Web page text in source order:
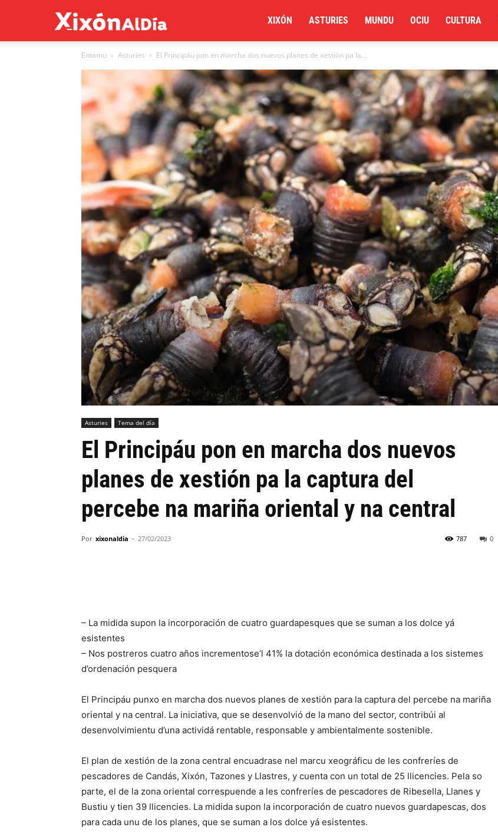
al
día
XIXÓN ASTURIES MUNDU OCIU CULTURA
Entamu Asturies El Principáu pon en marcha dos nuevos planes de xestión pa la...
Asturies Tema del día
El Principáu pon en marcha dos nuevos
planes de xestión pa la captura del
percebe na mariña oriental y na central
Por xixonaldia - 27/02/2023 0
787
– La midida supon la incorporación de cuatro guardapesques que se suman a los dolce yá
esistentes
– Nos postreros cuatro años incrementose’l 41% la dotación económica destinada a los sistemes
d’ordenación pesquera
El Principáu punxo en marcha dos nuevos planes de xestión para la captura del percebe na mariña
oriental y na central. La iniciativa, que se desenvolvió de la mano del sector, contribúi al
desenvolvimientu d’una actividá rentable, responsable y ambientalmente sostenible.
El plan de xestión de la zona central encuadrase nel marcu xeográficu de les confreríes de
pescadores de Candás, Xixón, Tazones y Llastres, y cuenta con un total de 25 llicencies. Pela so
parte, el de la zona oriental correspuende a les confreríes de pescadores de Ribesella, Llanes y
Bustiu y tien 39 llicencies. La midida supon la incorporación de cuatro nuevos guardapescas, dos
para cada unu de los planes, que se suman a los dolce yá esistentes.